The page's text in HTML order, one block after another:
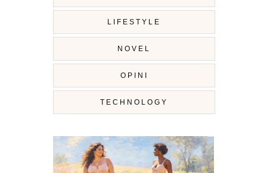
LIFESTYLE
NOVEL
OPINI
TECHNOLOGY